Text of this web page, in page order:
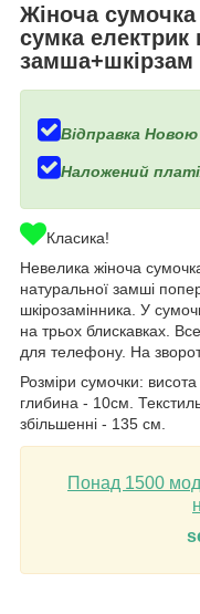
Жіноча
сумка електрик
замша+шкірзам
Відправка
Наложений
Класика!
Невелика жіноча
натуральної замші
шкірозамінника. У
на трьох блискавках.
для телефону. На
Розміри сумочки:
глибина - 10см.
збільшенні - 135 см.
Понад 1500